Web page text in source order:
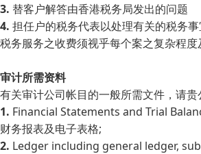
3. 替客户解答由香港税务局发出的问题
4. 担任户的税务代表以处理有关的税务事
税务服务之收费须视乎每个案之复杂程
审计所需资料
有关审计公司帐目的一般所需文件，请
1. Financial Statements and Trial
财务报表及电子表格;
2. Ledger including general ledger,